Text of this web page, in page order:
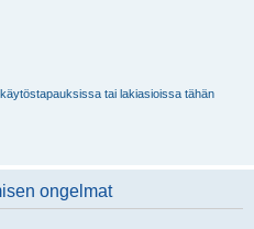
tai lakiasioissa tähän
ongelmat